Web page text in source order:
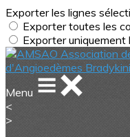
Exporter les lignes
Exporter toutes les
Exporter
Menu
<
>